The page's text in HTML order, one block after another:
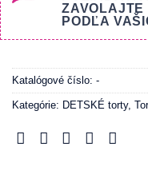
ZAVOLAJTE
PODĽA
Katalógové číslo: -
Kategórie: DETSKÉ torty,